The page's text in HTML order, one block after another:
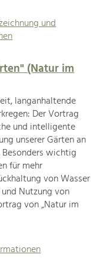
und
(Natur im
langanhaltende
Der Vortrag
und intelligente
unserer Gärten an
wichtig
für mehr
von Wasser
Nutzung von
von „Natur im